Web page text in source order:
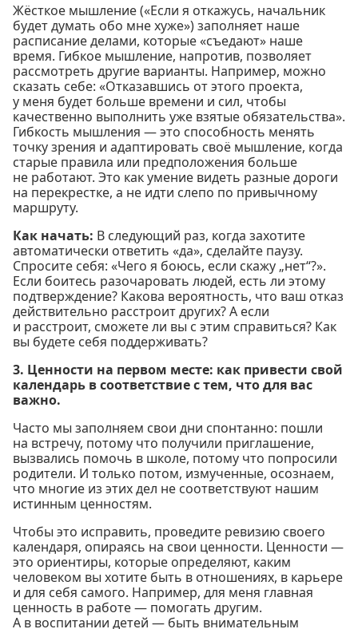
Жёсткое мышление («Если я откажусь, начальник
будет думать обо мне хуже») заполняет наше
расписание делами, которые «съедают» наше
время. Гибкое мышление, напротив, позволяет
рассмотреть другие варианты. Например, можно
сказать себе: «Отказавшись от этого проекта,
у меня будет больше времени и сил, чтобы
качественно выполнить уже взятые обязательства».
Гибкость мышления — это способность менять
точку зрения и адаптировать своё мышление, когда
старые правила или предположения больше
не работают. Это как умение видеть разные дороги
на перекрестке, а не идти слепо по привычному
маршруту.
Как начать: В следующий раз, когда захотите
автоматически ответить «да», сделайте паузу.
Спросите себя: «Чего я боюсь, если скажу „нет“?».
Если боитесь разочаровать людей, есть ли этому
подтверждение? Какова вероятность, что ваш отказ
действительно расстроит других? А если
и расстроит, сможете ли вы с этим справиться? Как
вы будете себя поддерживать?
3. Ценности на первом месте: как привести свой
календарь в соответствие с тем, что для вас
важно.
Часто мы заполняем свои дни спонтанно: пошли
на встречу, потому что получили приглашение,
вызвались помочь в школе, потому что попросили
родители. И только потом, измученные, осознаем,
что многие из этих дел не соответствуют нашим
истинным ценностям.
Чтобы это исправить, проведите ревизию своего
календаря, опираясь на свои ценности. Ценности —
это ориентиры, которые определяют, каким
человеком вы хотите быть в отношениях, в карьере
и для себя самого. Например, для меня главная
ценность в работе — помогать другим.
А в воспитании детей — быть внимательным